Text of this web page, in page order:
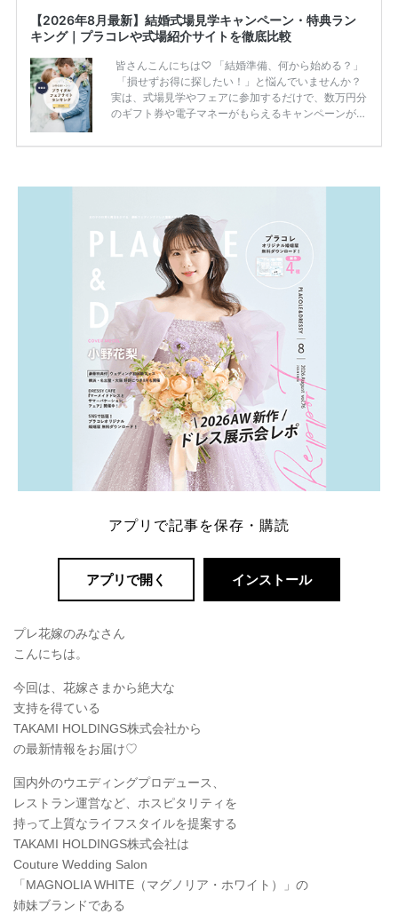
【2026年8月最新】結婚式場見学キャンペーン・特典ラン
キング｜プラコレや式場紹介サイトを徹底比較
皆さんこんにちは♡ 「結婚準備、何から始める？」
「損せずお得に探したい！」と悩んでいませんか？
実は、式場見学やフェアに参加するだけで、数万円分
のギフト券や電子マネーがもらえるキャンペーンがあ
ため、比較せずに選ぶと損をしてしまうことも……。
一番お得？」「プラコレの特典は？」といった疑問も
解決します。 まずは診断で候補を絞れる「ウェディ
ング診断」か、体験型 […]続きを読む
アプリで記事を保存・購読
アプリで開く インストール
プレ花嫁のみなさん
こんにちは。
今回は、花嫁さまから絶大な
支持を得ている
TAKAMI HOLDINGS株式会社から
の最新情報をお届け♡
国内外のウエディングプロデュース、
レストラン運営など、ホスピタリティを
持って上質なライフスタイルを提案する
TAKAMI HOLDINGS株式会社は
Couture Wedding Salon
「MAGNOLIA WHITE（マグノリア・ホワイト）」の
姉妹ブランドである